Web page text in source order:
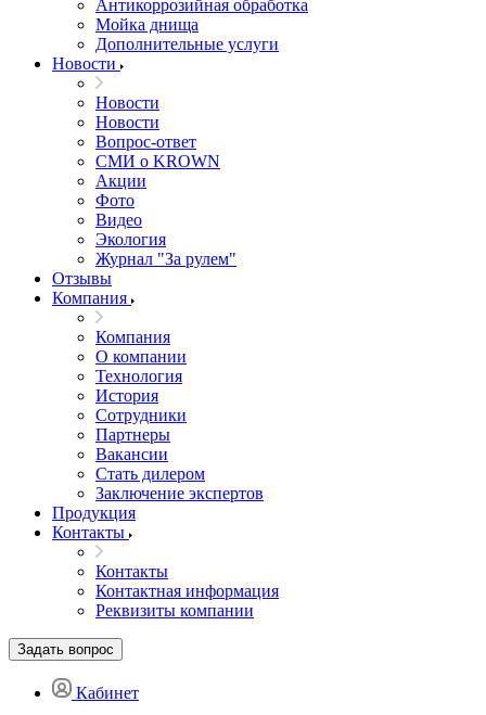
Антикоррозийная обработка
Мойка днища
Дополнительные услуги
Новости
Новости
Новости
Вопрос-ответ
СМИ о KROWN
Акции
Фото
Видео
Экология
Журнал "За рулем"
Отзывы
Компания
Компания
О компании
Технология
История
Сотрудники
Партнеры
Вакансии
Стать дилером
Заключение экспертов
Продукция
Контакты
Контакты
Контактная информация
Реквизиты компании
Задать вопрос
Кабинет